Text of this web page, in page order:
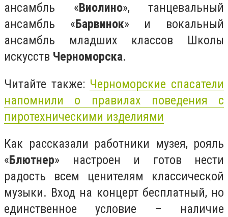
ансамбль «Виолино», танцевальный
ансамбль «Барвинок» и вокальный
ансамбль младших классов Школы
искусств Черноморска.
Читайте также: Черноморские спасатели
напомнили о правилах поведения с
пиротехническими изделиями
Как рассказали работники музея, рояль
«Блютнер» настроен и готов нести
радость всем ценителям классической
музыки. Вход на концерт бесплатный, но
единственное условие – наличие